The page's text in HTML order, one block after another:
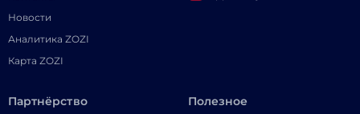
Новости
Аналитика ZOZI
Карта ZOZI
Партнёрство Полезное